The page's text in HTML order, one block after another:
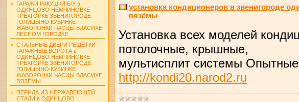
ГАРАЖИ РАКУШКИ Б/У в
ОДИНЦОВО НЕМЧИНОВКЕ
ТРЁХГОРКЕ ЗВЕНИГОРОДЕ
ГОЛИЦЫНО КУБИНКЕ
ЖАВОРОНКИ ЧАСЦЫ ВЛАСИХЕ
ЛЕСНОМ ГОРОДКЕ
СТАЛЬНЫЕ ДВЕРИ РЕШЁТКИ
ГАРАЖНЫЕ ВОРОТА в
ОДИНЦОВО НЕМЧИНОВКЕ
ТРЁХГОРКЕ ЗВЕНИГОРОДЕ
ГОЛИЦЫНО КУБИНКЕ
ЖАВОРОНКИ ЧАСЦЫ ВЛАСИХЕ
ВЯЗЁМЫ
ПЕРИЛА ИЗ НЕРЖАВЕЮЩЕЙ
СТАЛИ в ОДИНЦОВО
установка кондиционеров в звенигороде
вязёмы
Установка всех моделей
потолочные, крышные,
мультисплит системы
http://kondi20.narod2.ru